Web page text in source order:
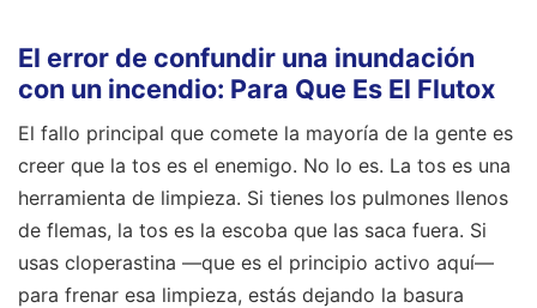
El error de confundir una inundación
con un incendio: Para Que Es El Flutox
El fallo principal que comete la mayoría de la gente es
creer que la tos es el enemigo. No lo es. La tos es una
herramienta de limpieza. Si tienes los pulmones llenos
de flemas, la tos es la escoba que las saca fuera. Si
usas cloperastina —que es el principio activo aquí—
para frenar esa limpieza, estás dejando la basura